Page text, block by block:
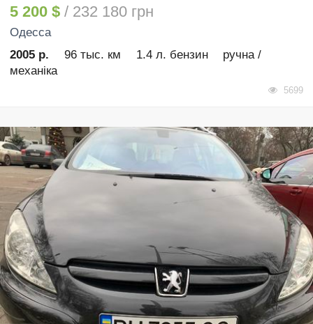
5 200 $ / 232 180 грн
Одесса
2005 р.
96 тыс. км 1.4 л. бензин
ручна /
механіка
5699